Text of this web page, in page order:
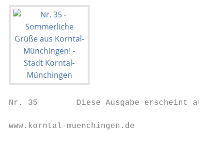
Nr. 35        Diese Ausgabe erscheint auch
www.korntal-muenchingen.de